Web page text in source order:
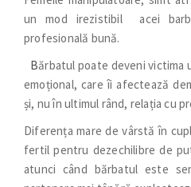
un mod irezistibil acei
profesională bună.
Bărbatul poate deveni victima
emoțional, care îi afectează
și, nu în ultimul rând, relația cu
Diferența mare de vârstă în
fertil pentru dezechilibre de
atunci când bărbatul este